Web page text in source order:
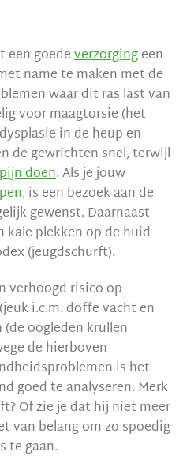
een goedeverzorgingeen
name te maken met de
waar dit ras last van
voor maagtorsie (het
in de heup en
de gewrichten snel, terwijl
doen. Als je jouw
, is een bezoek aan de
gewenst. Daarnaast
kale plekken op de huid
(jeugdschurft).
verhoogd risico op
i.c.m. doffe vacht en
oogleden krullen
de hierboven
is het
goed te analyseren. Merk
Of zie je dat hij niet meer
van belang om zo spoedig
te gaan.